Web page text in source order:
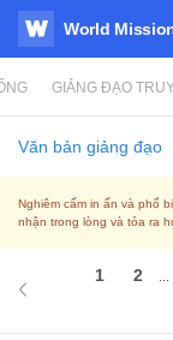
WATV
World
GIẢNG ĐẠO
Văn bản giảng đạo
Nghiêm cấm in ấn và phổ
nhận trong lòng và tỏa ra
1 2